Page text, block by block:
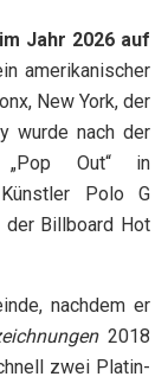
Jahr 2026 auf
amerikanischer
New York, der
wurde nach der
Out“ in
Polo G
Billboard Hot
nachdem er
2018
zwei Platin-